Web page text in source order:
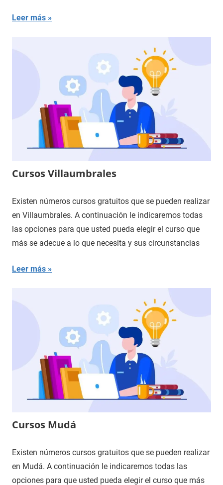
Leer más
Cursos Villaumbrales
Existen números cursos gratuitos que se pueden realizar
en Villaumbrales. A continuación le indicaremos todas
las opciones para que usted pueda elegir el curso que
más se adecue a lo que necesita y sus circunstancias
Leer más
Cursos Mudá
Existen números cursos gratuitos que se pueden realizar
en Mudá. A continuación le indicaremos todas las
opciones para que usted pueda elegir el curso que más